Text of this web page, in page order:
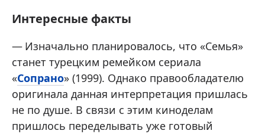
Интересные факты
Изначально планировалось, что «Семья»
станет турецким ремейком сериала
«Сопрано» (1999). Однако правообладателю
оригинала данная интерпретация пришлась
не по душе. В связи с этим киноделам
пришлось переделывать уже готовый